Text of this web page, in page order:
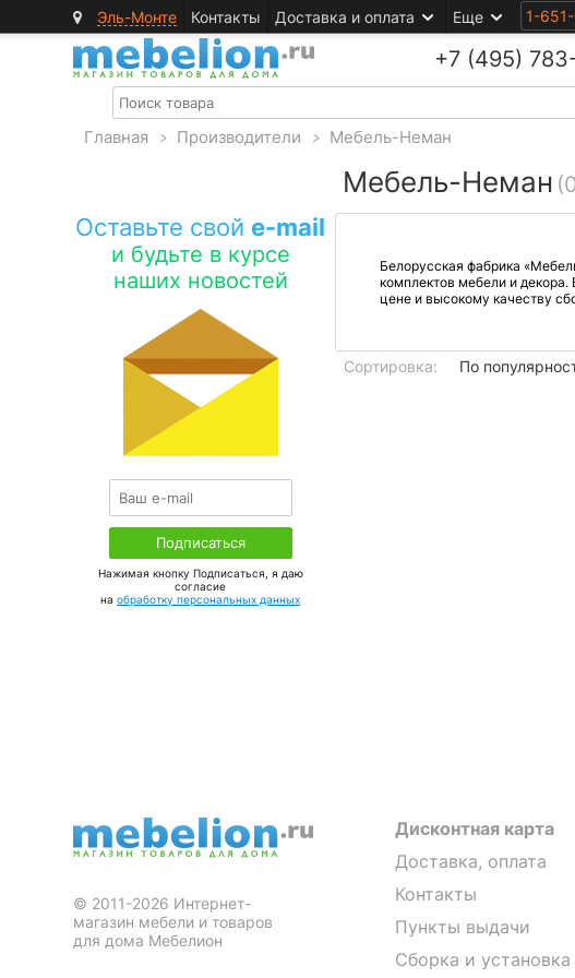
Эль-Монте Контакты Доставка и оплата Еще 1-
+7 (495)
Главная > Производители > Мебель-Неман
Оставьте свой e-mail
и будьте в курсе
наших новостей
Нажимая кнопку Подписаться, я даю
соглаcие
на обработку персональных данных
Мебель-Неман
Белорусская фабрика
комплектов мебели и
цене и высокому качеству
Сортировка: По
© 2011-2026 Интернет-
магазин мебели и товаров
для дома Мебелион
Дисконтная карта
Доставка, оплата
Контакты
Пункты выдачи
Сборка и установка